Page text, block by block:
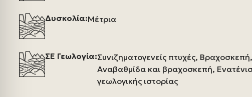
Δυσκολία:Μέτρια
ΣΕ Γεωλογία:Συνιζηματογενείς πτυχές, Βραχοσκεπή,
Αναβαθμίδα και βραχοσκεπή,
γεωλογικής ιστορίας